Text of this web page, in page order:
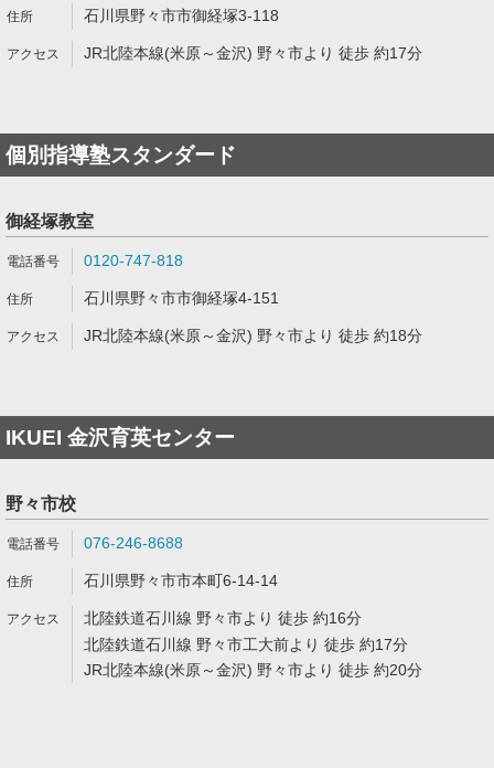
石川県野々市市御経塚3-118
JR北陸本線(米原～金沢) 野々市より 徒歩 約17分
個別指導塾スタンダード
御経塚教室
0120-747-818
石川県野々市市御経塚4-151
JR北陸本線(米原～金沢) 野々市より 徒歩 約18分
IKUEI 金沢育英センター
野々市校
076-246-8688
石川県野々市市本町6-14-14
北陸鉄道石川線 野々市より 徒歩 約16分
北陸鉄道石川線 野々市工大前より 徒歩 約17分
JR北陸本線(米原～金沢) 野々市より 徒歩 約20分